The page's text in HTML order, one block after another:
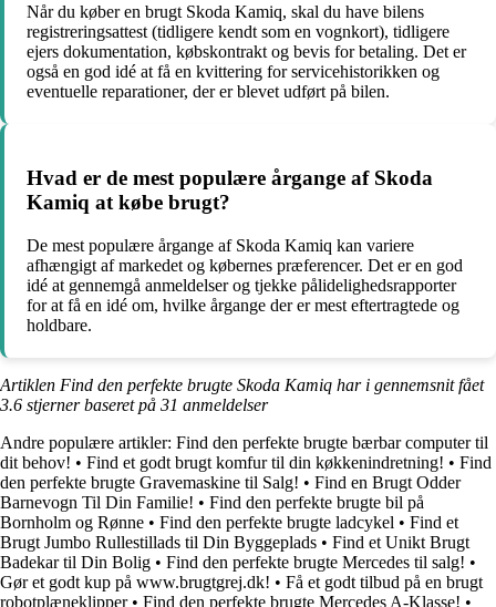
Når du køber en brugt Skoda Kamiq, skal du have bilens
registreringsattest (tidligere kendt som en vognkort), tidligere
ejers dokumentation, købskontrakt og bevis for betaling. Det er
også en god idé at få en kvittering for servicehistorikken og
eventuelle reparationer, der er blevet udført på bilen.
Hvad er de mest populære årgange af Skoda
Kamiq at købe brugt?
De mest populære årgange af Skoda Kamiq kan variere
afhængigt af markedet og købernes præferencer. Det er en god
idé at gennemgå anmeldelser og tjekke pålidelighedsrapporter
for at få en idé om, hvilke årgange der er mest eftertragtede og
holdbare.
Artiklen Find den perfekte brugte Skoda Kamiq har i gennemsnit fået
3.6 stjerner baseret på 31 anmeldelser
Andre populære artikler: Find den perfekte brugte bærbar computer til
dit behov! • Find et godt brugt komfur til din køkkenindretning! • Find
den perfekte brugte Gravemaskine til Salg! • Find en Brugt Odder
Barnevogn Til Din Familie! • Find den perfekte brugte bil på
Bornholm og Rønne • Find den perfekte brugte ladcykel • Find et
Brugt Jumbo Rullestillads til Din Byggeplads • Find et Unikt Brugt
Badekar til Din Bolig • Find den perfekte brugte Mercedes til salg! •
Gør et godt kup på www.brugtgrej.dk! • Få et godt tilbud på en brugt
robotplæneklipper• Find den perfekte brugte Mercedes A-Klasse! •